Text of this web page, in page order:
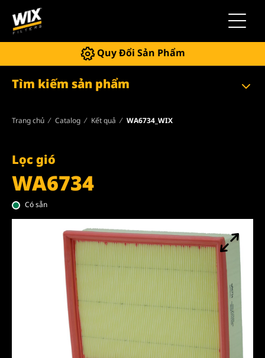
Quy Đổi Sản Phẩm
Tìm kiếm sản phẩm
Trang chủ Catalog Kết quả WA6734_WIX
Lọc gió
WA6734
Có sẵn